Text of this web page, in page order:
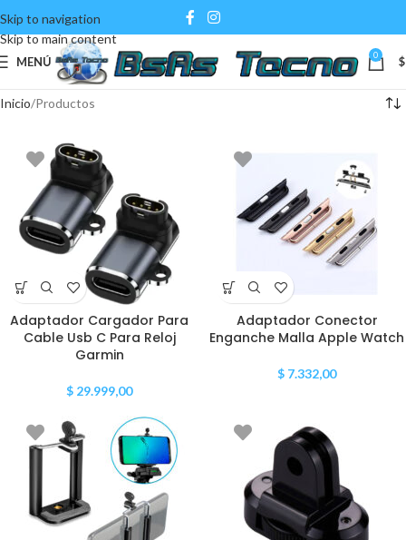
Skip to navigation
Skip to main content
MENÚ 0 $
Inicio Productos
Adaptador Cargador Para
Cable Usb C Para Reloj
Garmin
$ 29.999,00
Adaptador Conector
Enganche Malla Apple Watch
$ 7.332,00